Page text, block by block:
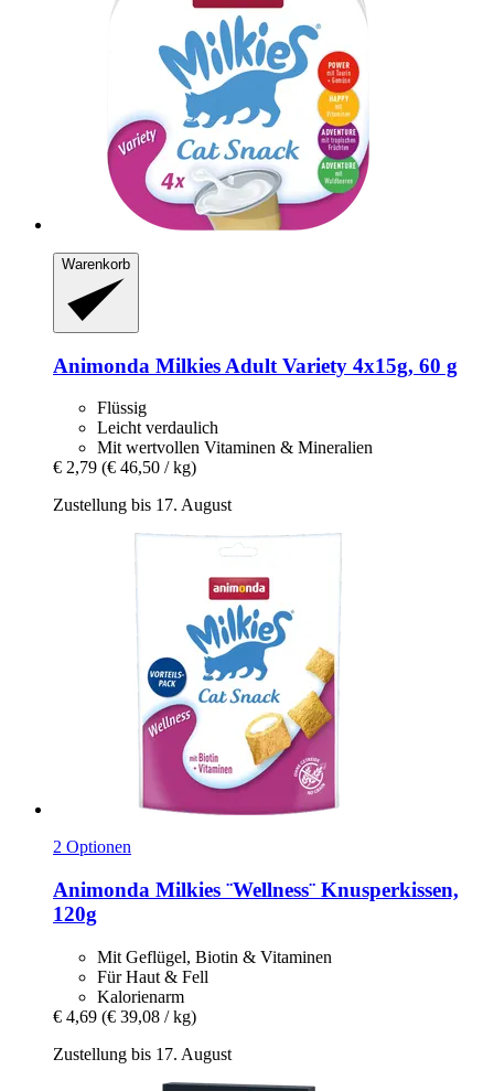
Warenkorb
Animonda Milkies Adult Variety 4x15g, 60 g
Flüssig
Leicht verdaulich
Mit wertvollen Vitaminen & Mineralien
€ 2,79 (€ 46,50 / kg)
Zustellung bis 17. August
2 Optionen
Animonda Milkies ¨Wellness¨ Knusperkissen,
120g
Mit Geflügel, Biotin & Vitaminen
Für Haut & Fell
Kalorienarm
€ 4,69 (€ 39,08 / kg)
Zustellung bis 17. August